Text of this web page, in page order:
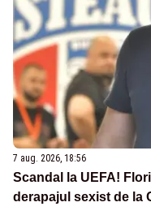
7 aug. 2026, 18:56
Scandal la UEFA!
derapajul sexist de la